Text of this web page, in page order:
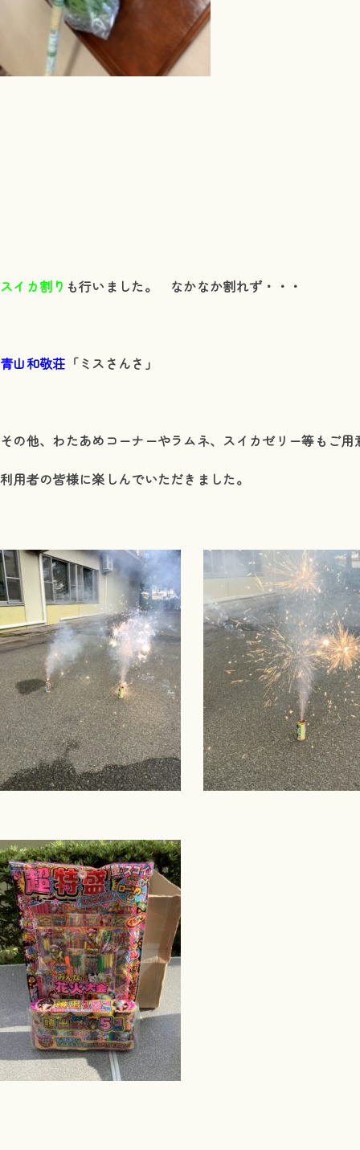
スイカ割り も行いました。 なかなか割れず・・・
青山和敬荘 「ミスさんさ」
その他、 わたあめコーナーやラムネ、スイカゼリー等もご用
利用者の皆様に楽しんでいただきました。